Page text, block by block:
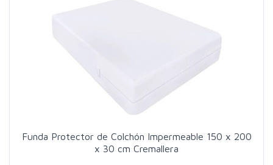
Funda Protector de Colchón Impermeable 150 x 200
x 30 cm Cremallera